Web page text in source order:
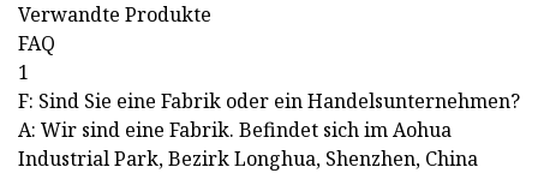
Verwandte Produkte
FAQ
1
F: Sind Sie eine Fabrik oder ein Handelsunternehmen?
A: Wir sind eine Fabrik. Befindet sich im Aohua
Industrial Park, Bezirk Longhua, Shenzhen, China